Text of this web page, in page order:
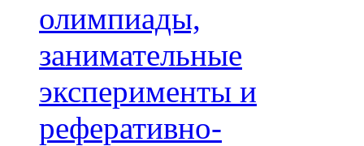
олимпиады,
занимательные
эксперименты и
реферативно-